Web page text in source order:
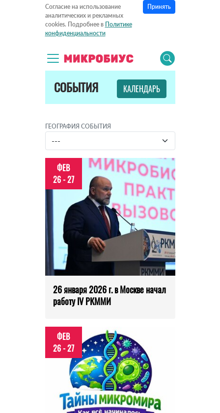
Согласие на использование
аналитических и рекламных
cookies. Подробнее в Политике
конфиденциальности
Принять
СОБЫТИЯ КАЛЕНДАРЬ
ГЕОГРАФИЯ СОБЫТИЯ
ФЕВ
26 - 27
26 января 2026 г. в Москве начал
работу IV РКММИ
ФЕВ
26 - 27